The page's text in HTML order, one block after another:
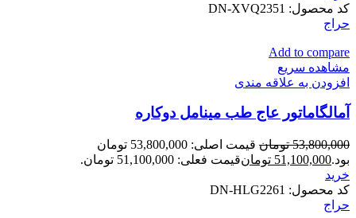
کد محصول: DN-XVQ2351
حراج
Add to compare
مشاهده سریع
افزودن به علاقه مندی
آمالگاماتور عاج طب مینامل دوکاره
53,800,000 تومان
قیمت اصلی: 53,800,000 تومان
بود.51,100,000 تومانقیمت فعلی: 51,100,000 تومان.
خرید
کد محصول: DN-HLG2261
حراج